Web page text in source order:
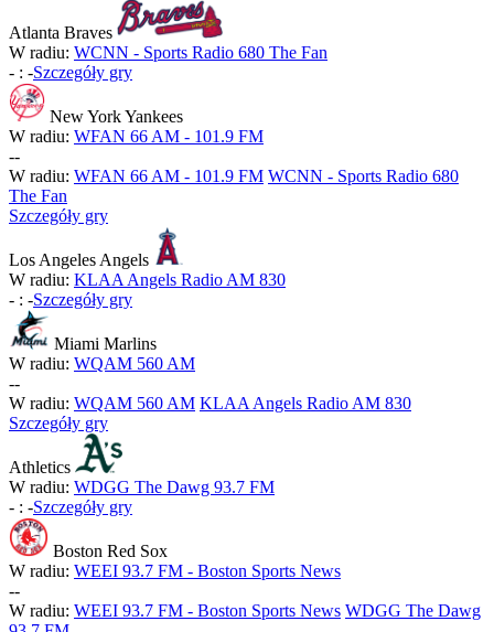
Atlanta Braves
W radiu: WCNN - Sports Radio 680 The Fan
- : -Szczegóły gry
New York Yankees
W radiu: WFAN 66 AM - 101.9 FM
--
W radiu: WFAN 66 AM - 101.9 FM WCNN - Sports Radio 680
The Fan
Szczegóły gry
Los Angeles Angels
W radiu: KLAA Angels Radio AM 830
- : -Szczegóły gry
Miami Marlins
W radiu: WQAM 560 AM
--
W radiu: WQAM 560 AM KLAA Angels Radio AM 830
Szczegóły gry
Athletics
W radiu: WDGG The Dawg 93.7 FM
- : -Szczegóły gry
Boston Red Sox
W radiu: WEEI 93.7 FM - Boston Sports News
--
W radiu: WEEI 93.7 FM - Boston Sports News WDGG The Dawg